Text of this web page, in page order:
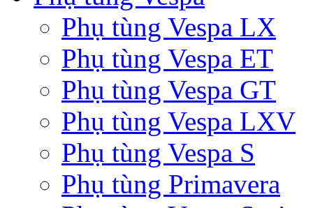
Phụ tùng Vespa LX
Phụ tùng Vespa ET
Phụ tùng Vespa GT
Phụ tùng Vespa LXV
Phụ tùng Vespa S
Phụ tùng Primavera